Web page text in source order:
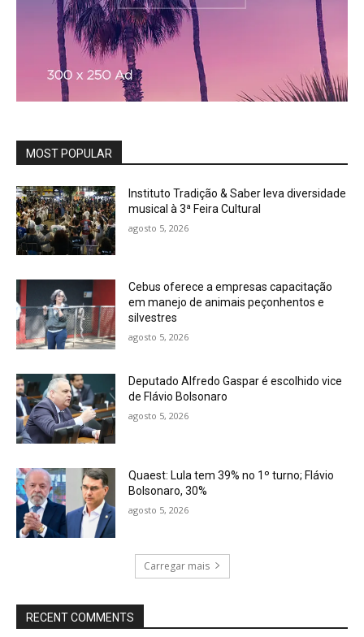
MOST POPULAR
Instituto Tradição & Saber leva diversidade
musical à 3ª Feira Cultural
agosto 5, 2026
Cebus oferece a empresas capacitação
em manejo de animais peçonhentos e
silvestres
agosto 5, 2026
Deputado Alfredo Gaspar é escolhido vice
de Flávio Bolsonaro
agosto 5, 2026
Quaest: Lula tem 39% no 1º turno; Flávio
Bolsonaro, 30%
agosto 5, 2026
Carregar mais
RECENT COMMENTS